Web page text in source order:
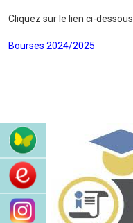
Cliquez sur le lien ci-dessous
Bourses 2024/2025